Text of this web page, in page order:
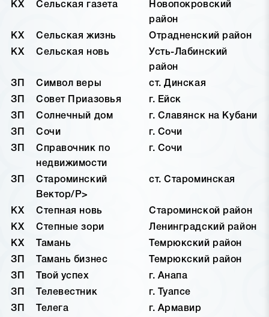
КХ
Сельская газета
Новопокровский
район
КХ
Сельская жизнь
Отрадненский район
КХ
Сельская новь
Усть-Лабинский
район
ЗП
Символ веры
ст. Динская
ЗП
Совет Приазовья
г. Ейск
ЗП
Солнечный дом
г. Славянск на Кубани
ЗП
Сочи
г. Сочи
ЗП
Справочник по
недвижимости
г. Сочи
ЗП
Староминский
Вектор/P>
ст. Староминская
КХ Степная новь
Староминской район
КХ
Степные зори
Ленинградский район
КХ
Тамань
Темрюкский район
ЗП
Тамань бизнес
Темрюкский район
ЗП
Твой успех
г. Анапа
ЗП
Телевестник
г. Туапсе
ЗП
Телега
г. Армавир